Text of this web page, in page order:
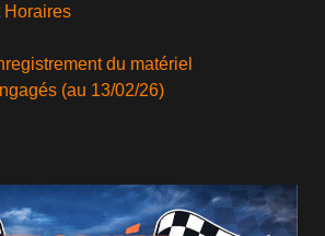
Horaires
du matériel
(au 13/02/26)